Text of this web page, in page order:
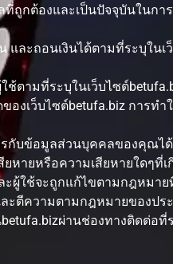
ถูกต้องและเป็นปัจจุบันในก
และถอนเงินได้ตามที่ระบุใน
ตามที่ระบุในเว็บไซต์
งเว็บไซต์betufa.biz การท
กับข้อมูลส่วนบุคคลของคุณได้
หายหรือความเสียหายใดๆที่
ผู้ใช้จะถูกแก้ไขตามกฎหมา
ะตีความตามกฎหมายของปร
ผ่านช่องทางติดต่อที่